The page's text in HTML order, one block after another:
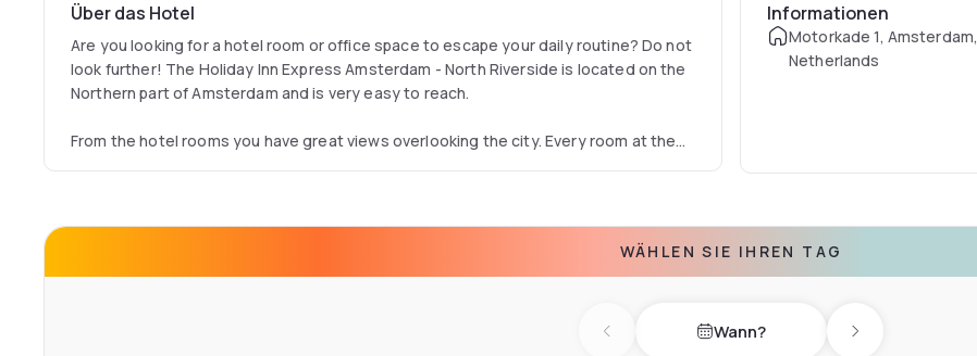
Über das Hotel
Are you looking for a hotel room or office space to escape your daily routine? Do not
look further! The Holiday Inn Express Amsterdam - North Riverside is located on the
Northern part of Amsterdam and is very easy to reach.
From the hotel rooms you have great views overlooking the city. Every room at the
Are you coming by car? Reserve a parking space in our hotel or park your car in one of
speak many languages which makes it easy for international guests to communicate
Informationen
Motorkade 1, Amsterdam,
Netherlands
WÄHLEN SIE IHREN TAG
Previous day Wann? Next day